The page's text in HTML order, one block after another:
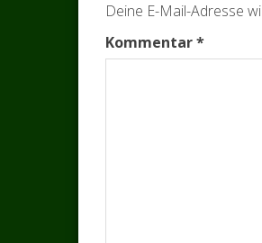
Deine E-Mail-Adresse
Kommentar*